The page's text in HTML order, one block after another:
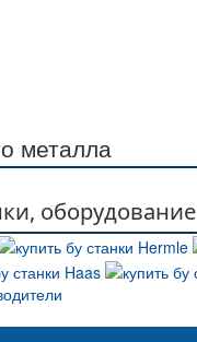
металла
оборудование